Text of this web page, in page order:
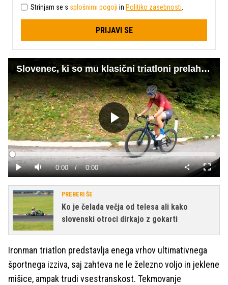
Strinjam se s splošnimi pogoji in Politiko zasebnosti
PRIJAVI SE
Slovenec, ki so mu klasični triatloni prelahek zalogaj
Predvajaj
Predvajaj
Tiho Current
Time
0:00 / Duration
0:00
Loaded:
0%
način
PREBERI ŠE
Ko je čelada večja od telesa ali kako
slovenski otroci dirkajo z gokarti
Ironman triatlon predstavlja enega vrhov ultimativnega
športnega izziva, saj zahteva ne le železno voljo in jeklene
mišice, ampak trudi vsestranskost. Tekmovanje